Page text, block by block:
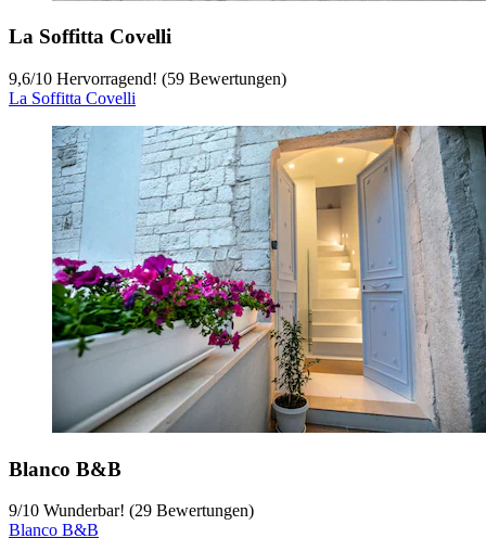
La Soffitta Covelli
9,6/10 Hervorragend! (59 Bewertungen)
La Soffitta Covelli
Blanco B&B
9/10 Wunderbar! (29 Bewertungen)
Blanco B&B